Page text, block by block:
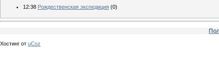
12:38 Рождественская экспедиция (0)
Хостинг от uCoz